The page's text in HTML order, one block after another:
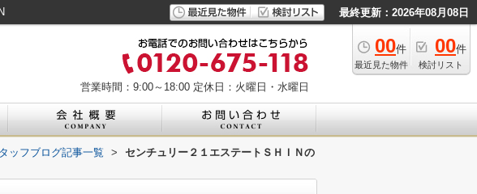
最終更新：2026年08月08日
00件
最近見た物件
00件
検討リスト
営業時間：9:00～18:00 定休日：火曜日・水曜日
ッフブログ記事一覧 >
センチュリー２１エステートＳＨＩＮの